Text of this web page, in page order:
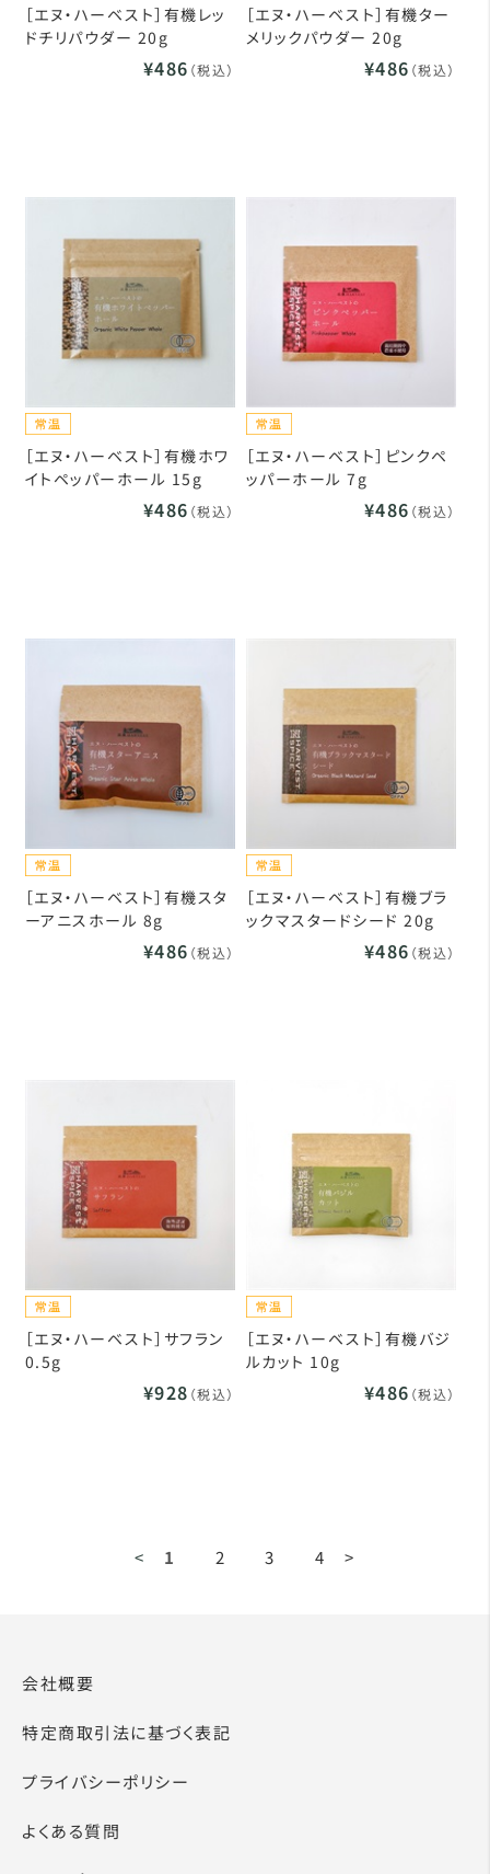
［エヌ・ハーベスト］有機レッ
ドチリパウダー 20g
¥486 （税込）
［エヌ・ハーベスト］有機ター
メリックパウダー 20g
¥486 （税込）
［エヌ・ハーベスト］有機ホワ
イトペッパーホール 15g
¥486 （税込）
［エヌ・ハーベスト］ピンクペ
ッパーホール 7g
¥486 （税込）
［エヌ・ハーベスト］有機スタ
ーアニスホール 8g
¥486 （税込）
［エヌ・ハーベスト］有機ブラ
ックマスタードシード 20g
¥486 （税込）
［エヌ・ハーベスト］サフラン
0.5g
¥928 （税込）
［エヌ・ハーベスト］有機バジ
ルカット 10g
¥486 （税込）
< 1 2 3 4 >
会社概要
特定商取引法に基づく表記
プライバシーポリシー
よくある質問